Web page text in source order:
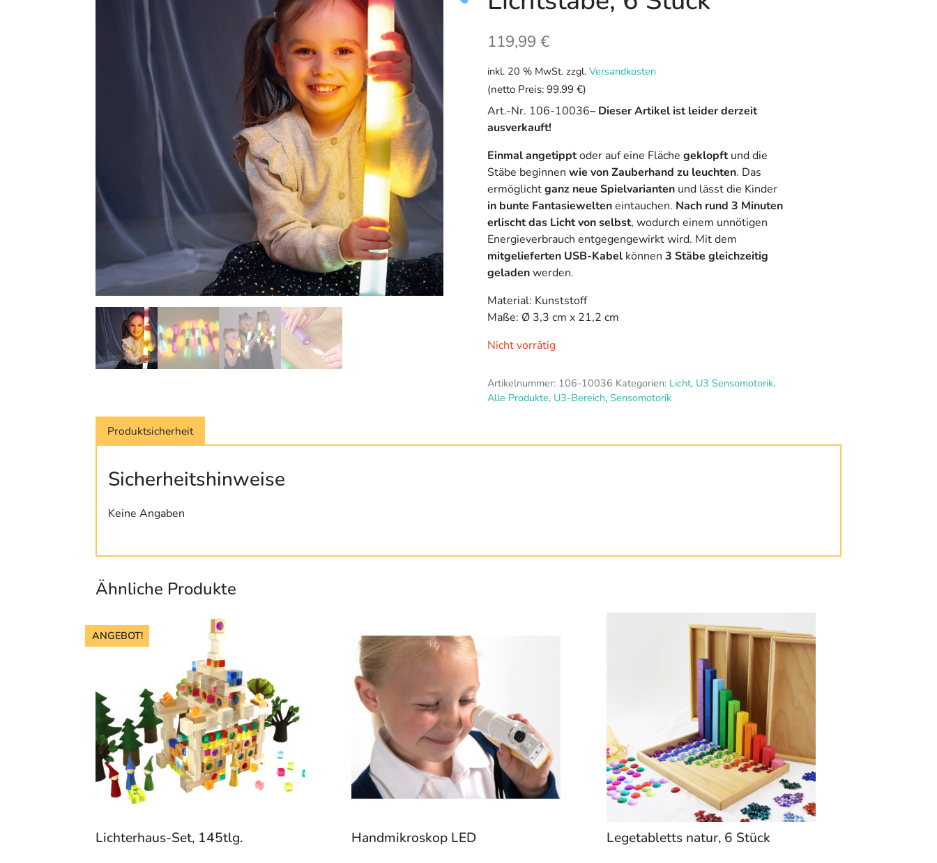
119,99 €
inkl. 20 % MwSt. zzgl. Versandkosten
(netto Preis: 99.99 €)
Art.-Nr. 106-10036– Dieser Artikel ist leider derzeit
ausverkauft!
Einmal angetipptoder auf eine Fläche geklopftund die
Stäbe beginnen wie von Zauberhand zu leuchten. Das
ermöglichtganz neue Spielvariantenund lässt die Kinder
in bunte Fantasiewelteneintauchen. Nach rund 3 Minuten
erlischt das Licht von selbst, wodurch einem unnötigen
Energieverbrauch entgegengewirkt wird. Mit dem
mitgelieferten USB-Kabelkönnen 3 Stäbe gleichzeitig
geladenwerden.
Material: Kunststoff
Maße: Ø 3,3 cm x 21,2 cm
Nicht vorrätig
Artikelnummer: 106-10036 Kategorien: Licht, U3 Sensomotorik,
Alle Produkte, U3-Bereich, Sensomotorik
Produktsicherheit
Sicherheitshinweise
Keine Angaben
Ähnliche Produkte
ANGEBOT!
Lichterhaus-Set, 145tlg. Handmikroskop LED Legetabletts natur, 6 Stück